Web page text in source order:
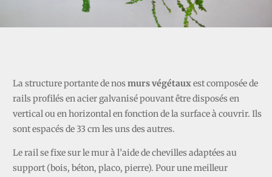
La structure portante de nosmurs végétauxest composée de
rails profilés en acier galvanisé pouvant être disposés en
vertical ou en horizontal en fonction de la surface à couvrir. Ils
sont espacés de 33 cm les uns des autres.
Le rail se fixe sur le mur à l’aide de chevilles adaptées au
support (bois, béton, placo, pierre). Pour une meilleur